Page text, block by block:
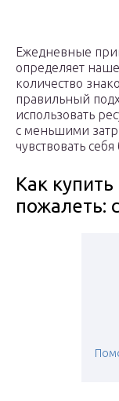
Ежедневные
определяет наше
количество
правильный
использовать
с меньшими
чувствовать
Как
пожалеть: